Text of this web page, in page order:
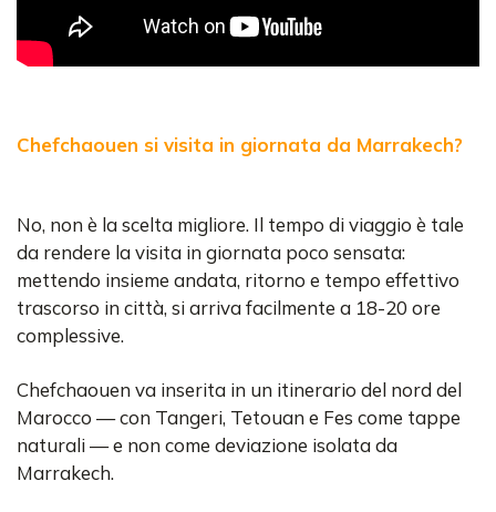
Chefchaouen si visita in giornata da Marrakech?
No, non è la scelta migliore. Il tempo di viaggio è tale
da rendere la visita in giornata poco sensata:
mettendo insieme andata, ritorno e tempo effettivo
trascorso in città, si arriva facilmente a 18-20 ore
complessive.
Chefchaouen va inserita in un itinerario del nord del
Marocco — con Tangeri, Tetouan e Fes come tappe
naturali — e non come deviazione isolata da
Marrakech.